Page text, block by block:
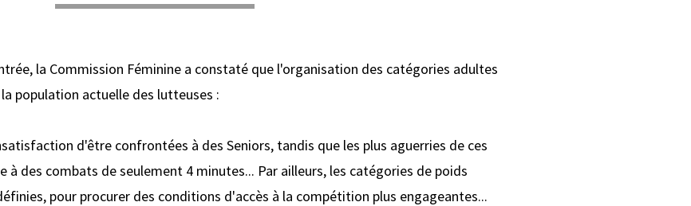
la Commission Féminine a constaté que l'organisation des catégories adultes
population actuelle des lutteuses :
d'être confrontées à des Seniors, tandis que les plus aguerries de ces
à des combats de seulement 4 minutes... Par ailleurs, les catégories de poids
pour procurer des conditions d'accès à la compétition plus engageantes...